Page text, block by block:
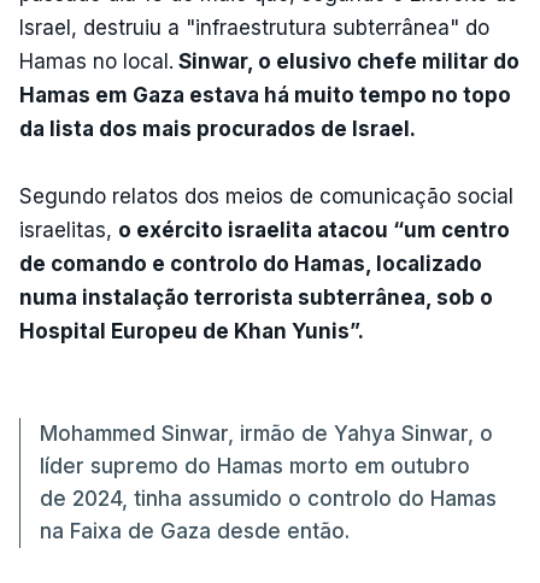
Israel, destruiu a "infraestrutura subterrânea" do
Hamas no local. Sinwar, o elusivo chefe militar do
Hamas em Gaza estava há muito tempo no topo
da lista dos mais procurados de Israel.
Segundo relatos dos meios de comunicação social
israelitas, o exército israelita atacou “um centro
de comando e controlo do Hamas, localizado
numa instalação terrorista subterrânea, sob o
Hospital Europeu de Khan Yunis”.
Mohammed Sinwar, irmão de Yahya Sinwar, o
líder supremo do Hamas morto em outubro
de 2024, tinha assumido o controlo do Hamas
na Faixa de Gaza desde então.